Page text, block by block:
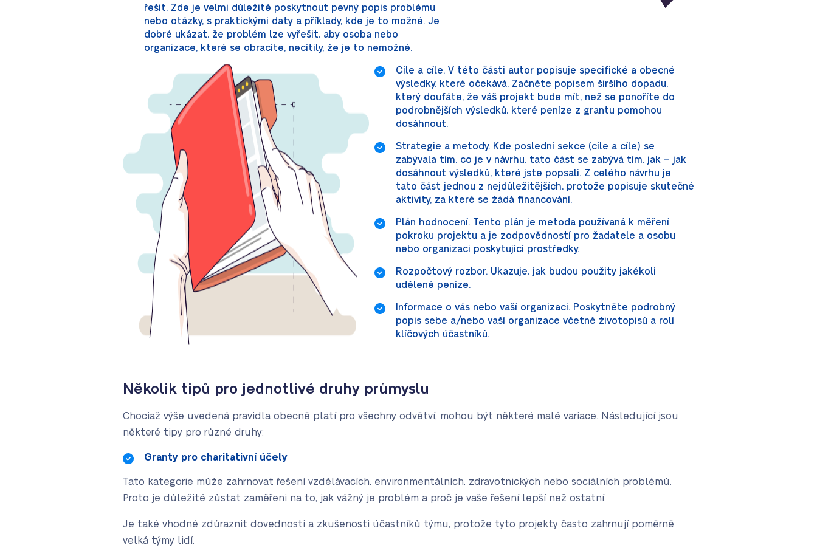
řešit. Zde je velmi důležité poskytnout pevný popis problému
nebo otázky, s praktickými daty a příklady, kde je to možné. Je
dobré ukázat, že problém lze vyřešit, aby osoba nebo
organizace, které se obracíte, necítily, že je to nemožné.
Cíle a cíle. V této části autor popisuje specifické a obecné
výsledky, které očekává. Začněte popisem širšího dopadu,
který doufáte, že váš projekt bude mít, než se ponoříte do
podrobnějších výsledků, které peníze z grantu pomohou
dosáhnout.
Strategie a metody. Kde poslední sekce (cíle a cíle) se
zabývala tím, co je v návrhu, tato část se zabývá tím, jak – jak
dosáhnout výsledků, které jste popsali. Z celého návrhu je
tato část jednou z nejdůležitějších, protože popisuje skutečné
aktivity, za které se žádá financování.
Plán hodnocení. Tento plán je metoda používaná k měření
pokroku projektu a je zodpovědností pro žadatele a osobu
nebo organizaci poskytující prostředky.
Rozpočtový rozbor. Ukazuje, jak budou použity jakékoli
udělené peníze.
Informace o vás nebo vaší organizaci. Poskytněte podrobný
popis sebe a/nebo vaší organizace včetně životopisů a rolí
klíčových účastníků.
Několik tipů pro jednotlivé druhy průmyslu
Chociaž výše uvedená pravidla obecně platí pro všechny odvětví, mohou být některé malé variace. Následující jsou
některé tipy pro různé druhy:
Granty pro charitativní účely
Tato kategorie může zahrnovat řešení vzdělávacích, environmentálních, zdravotnických nebo sociálních problémů.
Proto je důležité zůstat zaměřeni na to, jak vážný je problém a proč je vaše řešení lepší než ostatní.
Je také vhodné zdůraznit dovednosti a zkušenosti účastníků týmu, protože tyto projekty často zahrnují poměrně
velká týmy lidí.